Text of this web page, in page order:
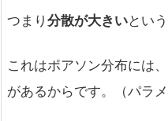
つまり 分散が大きいとい
これはポアソン分布には、
があるからです。（パラ